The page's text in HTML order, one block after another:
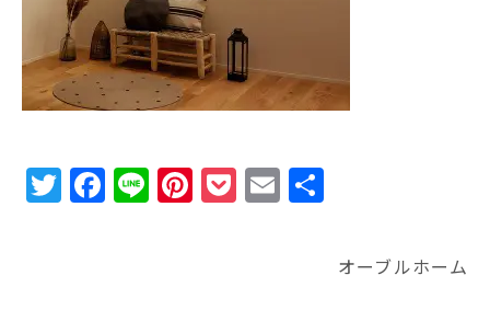
T
w
F
a
Li
n
Pi
n
P
o
E
m
オーブルホーム